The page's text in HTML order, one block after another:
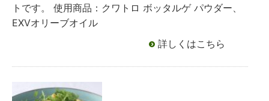
トです。 使用商品：クワトロ ボッタルゲ パウダー、
EXVオリーブオイル
詳しくはこちら